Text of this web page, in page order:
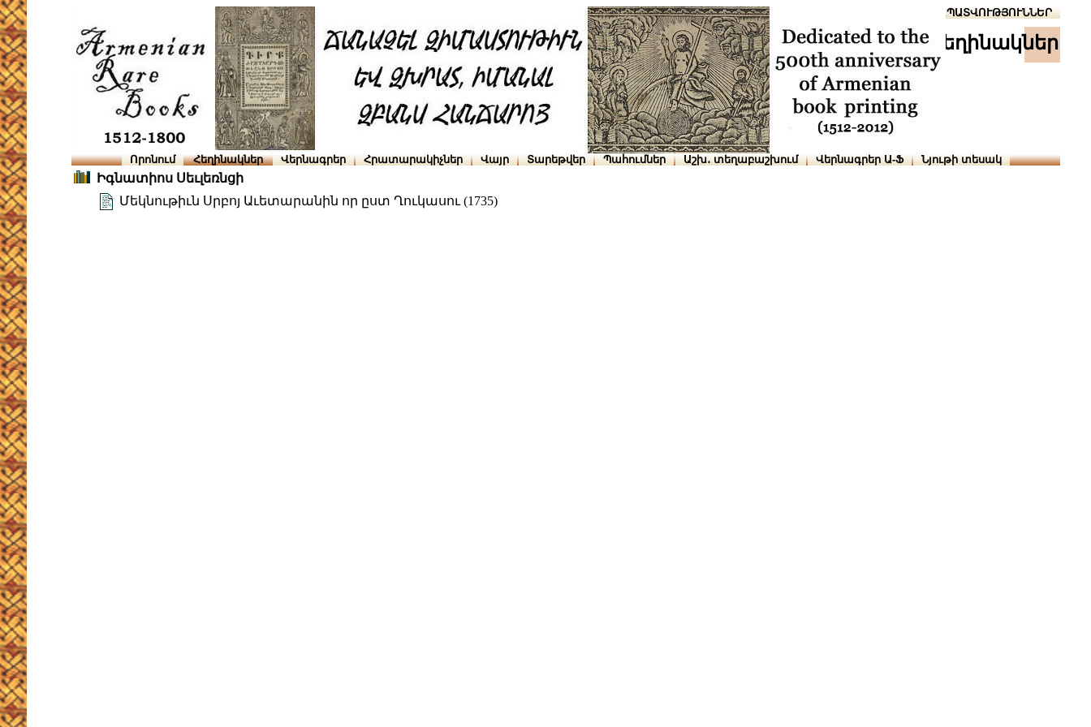
ՆԱԽԱՊԱՏՎՈՒԹՅՈՒՆՆԵՐ
հեղինակներ
Որոնում Հեղինակներ Վերնագրեր Հրատարակիչներ Վայր Տարեթվեր Պահումներ Աշխ․ տեղաբաշխում Վերնագրեր Ա-Ֆ Նյութի տեսակ
Իգնատիոս Սեւլեռնցի
Մեկնութիւն Սրբոյ Աւետարանին որ ըստ Ղուկասու (1735)